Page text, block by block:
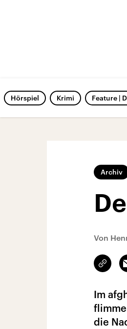
Hörspiel Krimi Feature |
Archiv
Von
Link
Im
die